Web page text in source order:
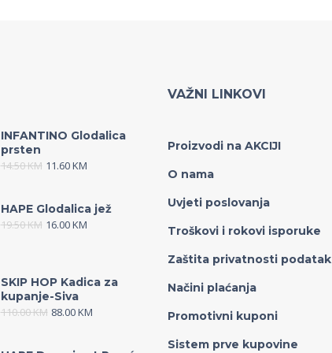
INFANTINO Glodalica
prsten
14.50KM 11.60KM
HAPE Glodalica jež
19.50KM 16.00KM
SKIP HOP Kadica za
kupanje-Siva
110.00KM 88.00KM
VAŽNI LINKOVI
Proizvodi na AKCIJI
O nama
Uvjeti poslovanja
Troškovi i rokovi isporuke
Zaštita privatnosti
Načini plaćanja
Promotivni kuponi
Sistem prve kupovine